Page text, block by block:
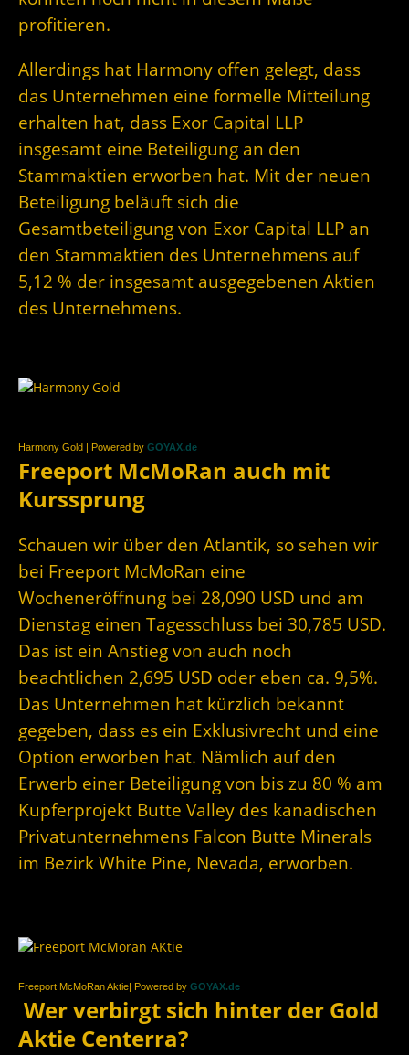
profitieren.
Allerdings hat Harmony offen gelegt, dass
das Unternehmen eine formelle Mitteilung
erhalten hat, dass Exor Capital LLP
insgesamt eine Beteiligung an den
Stammaktien erworben hat. Mit der neuen
Beteiligung beläuft sich die
Gesamtbeteiligung von Exor Capital LLP an
den Stammaktien des Unternehmens auf
5,12 % der insgesamt ausgegebenen Aktien
des Unternehmens.
Harmony Gold | Powered by GOYAX.de
Freeport McMoRan auch mit
Kurssprung
Schauen wir über den Atlantik, so sehen wir
bei Freeport McMoRan eine
Wocheneröffnung bei 28,090 USD und am
Dienstag einen Tagesschluss bei 30,785 USD.
Das ist ein Anstieg von auch noch
beachtlichen 2,695 USD oder eben ca. 9,5%.
Das Unternehmen hat kürzlich bekannt
gegeben, dass es ein Exklusivrecht und eine
Option erworben hat. Nämlich auf den
Erwerb einer Beteiligung von bis zu 80 % am
Kupferprojekt Butte Valley des kanadischen
Privatunternehmens Falcon Butte Minerals
im Bezirk White Pine, Nevada, erworben.
Freeport McMoRan Aktie| Powered by GOYAX.de
Wer verbirgt sich hinter der Gold
Aktie Centerra?